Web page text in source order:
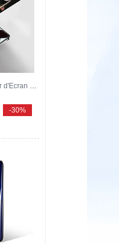
Film Protection Protecteur d'Ecran Verre Trempe Integrale U05 pour Apple iPhone 14 Pro Max Noir
-30%